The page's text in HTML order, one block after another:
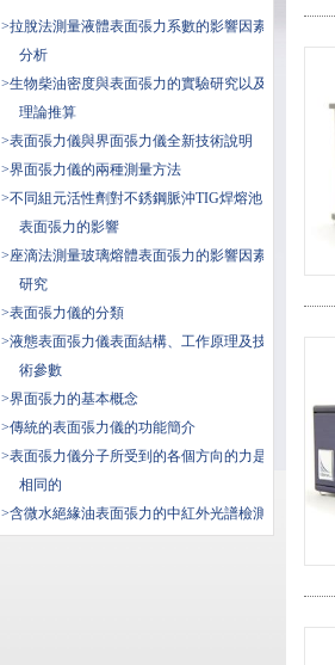
>拉脫法測量液體表面張力系數的影響因素
分析
>生物柴油密度與表面張力的實驗研究以及
理論推算
>表面張力儀與界面張力儀全新技術說明
>界面張力儀的兩種測量方法
>不同組元活性劑對不銹鋼脈沖TIG焊熔池
表面張力的影響
>座滴法測量玻璃熔體表面張力的影響因素
研究
>表面張力儀的分類
>液態表面張力儀表面結構、工作原理及技
術參數
>界面張力的基本概念
>傳統的表面張力儀的功能簡介
>表面張力儀分子所受到的各個方向的力是
相同的
>含微水絕緣油表面張力的中紅外光譜檢測